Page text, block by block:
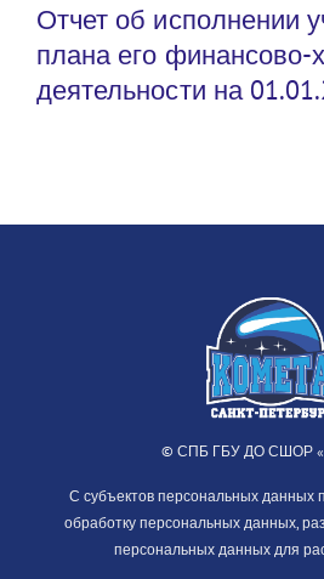
Отчет об исполнении
плана его финансово-
деятельности на
© СПБ ГБУ ДО СШОР
С субъектов персональных данных
обработку персональных данных,
персональных данных для